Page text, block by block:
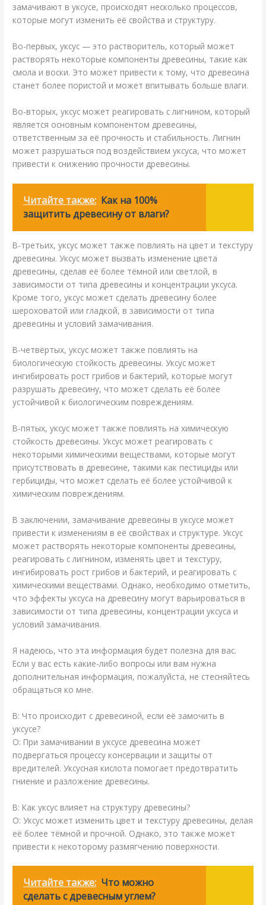
замачивают в уксусе, происходят несколько процессов,
которые могут изменить её свойства и структуру.
Во-первых, уксус — это растворитель, который может
растворять некоторые компоненты древесины, такие как
смола и воски. Это может привести к тому, что древесина
станет более пористой и может впитывать больше влаги.
Во-вторых, уксус может реагировать с лигнином, который
является основным компонентом древесины,
ответственным за её прочность и стабильность. Лигнин
может разрушаться под воздействием уксуса, что может
привести к снижению прочности древесины.
Читайте также: Как на 100%
защитить древесину от влаги?
В-третьих, уксус может также повлиять на цвет и текстуру
древесины. Уксус может вызвать изменение цвета
древесины, сделав её более тёмной или светлой, в
зависимости от типа древесины и концентрации уксуса.
Кроме того, уксус может сделать древесину более
шероховатой или гладкой, в зависимости от типа
древесины и условий замачивания.
В-четвёртых, уксус может также повлиять на
биологическую стойкость древесины. Уксус может
ингибировать рост грибов и бактерий, которые могут
разрушать древесину, что может сделать её более
устойчивой к биологическим повреждениям.
В-пятых, уксус может также повлиять на химическую
стойкость древесины. Уксус может реагировать с
некоторыми химическими веществами, которые могут
присутствовать в древесине, такими как пестициды или
гербициды, что может сделать её более устойчивой к
химическим повреждениям.
В заключении, замачивание древесины в уксусе может
привести к изменениям в её свойствах и структуре. Уксус
может растворять некоторые компоненты древесины,
реагировать с лигнином, изменять цвет и текстуру,
ингибировать рост грибов и бактерий, и реагировать с
химическими веществами. Однако, необходимо отметить,
что эффекты уксуса на древесину могут варьироваться в
зависимости от типа древесины, концентрации уксуса и
условий замачивания.
Я надеюсь, что эта информация будет полезна для вас.
Если у вас есть какие-либо вопросы или вам нужна
дополнительная информация, пожалуйста, не стесняйтесь
обращаться ко мне.
В: Что происходит с древесиной, если её замочить в
уксусе?
О: При замачивании в уксусе древесина может
подвергаться процессу консервации и защиты от
вредителей. Уксусная кислота помогает предотвратить
гниение и разложение древесины.
В: Как уксус влияет на структуру древесины?
О: Уксус может изменить цвет и текстуру древесины, делая
её более тёмной и прочной. Однако, это также может
привести к некоторому размягчению поверхности.
Читайте также: Что можно
сделать с древесным углем?